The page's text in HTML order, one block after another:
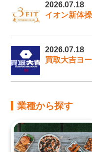
2026.07.18
イオン新体
2026.07.18
買取大吉ヨ
業種から探す